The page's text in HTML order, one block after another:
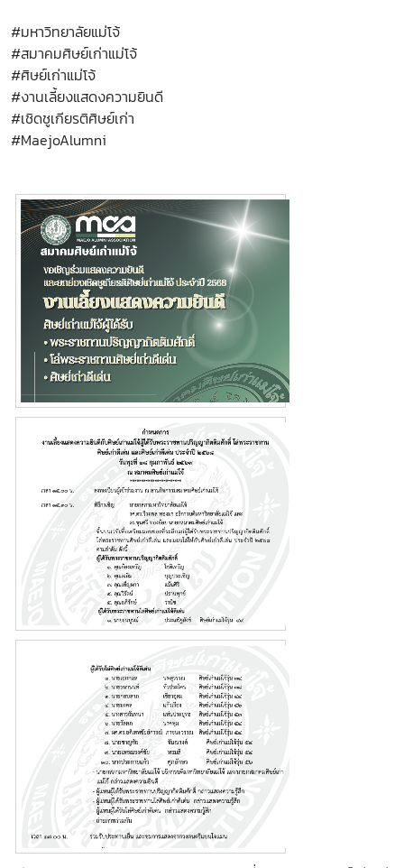
#มหาวิทยาลัยแม่โจ้
#สมาคมศิษย์เก่าแม่โจ้
#ศิษย์เก่าแม่โจ้
#งานเลี้ยงแสดงความยินดี
#เชิดชูเกียรติศิษย์เก่า
#MaejoAlumni